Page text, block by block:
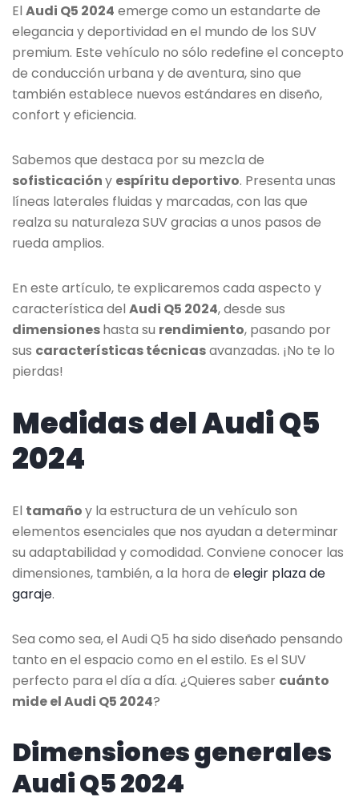
El Audi Q5 2024 emerge como un estandarte de
elegancia y deportividad en el mundo de los SUV
premium. Este vehículo no sólo redefine el concepto
de conducción urbana y de aventura, sino que
también establece nuevos estándares en diseño,
confort y eficiencia.
Sabemos que destaca por su mezcla de
sofisticacióny espíritu deportivo. Presenta unas
líneas laterales fluidas y marcadas, con las que
realza su naturaleza SUV gracias a unos pasos de
rueda amplios.
En este artículo, te explicaremos cada aspecto y
característica del Audi Q5 2024, desde sus
dimensioneshasta su rendimiento, pasando por
sus características técnicasavanzadas. ¡No te lo
pierdas!
Medidas del Audi Q5
2024
El tamañoy la estructura de un vehículo son
elementos esenciales que nos ayudan a determinar
su adaptabilidad y comodidad. Conviene conocer las
dimensiones, también, a la hora de elegir plaza de
garaje.
Sea como sea, el Audi Q5 ha sido diseñado pensando
tanto en el espacio como en el estilo. Es el SUV
perfecto para el día a día. ¿Quieres saber cuánto
mide el Audi Q5 2024?
Dimensiones generales
Audi Q5 2024